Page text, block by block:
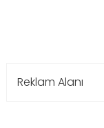
Reklam Alanı